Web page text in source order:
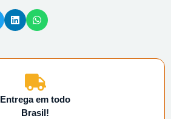
Entrega em todo
Brasil!